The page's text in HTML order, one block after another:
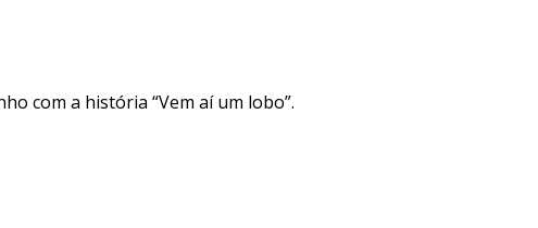
com a história “Vem aí um lobo”.